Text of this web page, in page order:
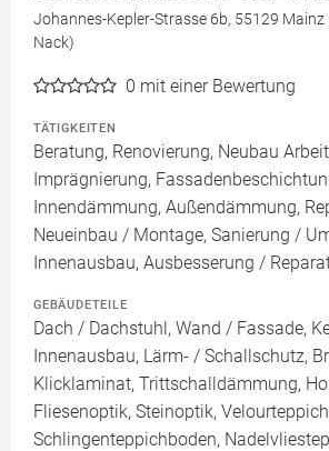
Johannes-Kepler-Strasse 6b, 55129
Nack)
0 mit einer Bewertung
TÄTIGKEITEN
Beratung, Renovierung, Neubau
Imprägnierung,
Innendämmung, Außendämmung,
Neueinbau / Montage, Sanierung /
Innenausbau, Ausbesserung /
GEBÄUDETEILE
Dach / Dachstuhl, Wand / Fassade,
Innenausbau, Lärm- / Schallschutz,
Klicklaminat, Trittschalldämmung,
Fliesenoptik, Steinoptik,
Schlingenteppichboden,